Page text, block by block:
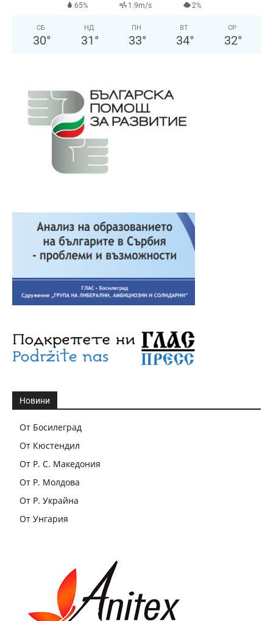
65% 1.9m/s 2%
СБ
30°
НД
31 °
ПН
33°
ВТ
34°
СР
32°
Новини
От Босилеград
От Кюстендил
От Р. С. Македония
От Р. Молдова
От Р. Украйна
От Унгария